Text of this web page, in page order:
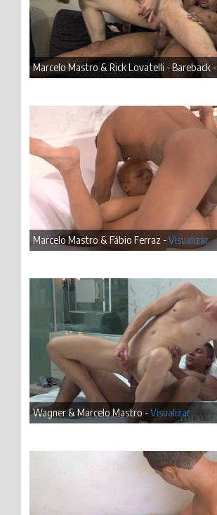
Marcelo Mastro & Rick Lovatelli - Bareback -
Marcelo Mastro & Fábio Ferraz -Visualizar
Wagner & Marcelo Mastro -Visualizar